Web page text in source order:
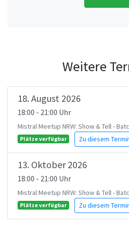
Weitere
18. August 2026
18:00 - 21:00 Uhr
Mistral Meetup NRW: Show & Tell -
Plätze verfügbar Zu diesem
13. Oktober 2026
18:00 - 21:00 Uhr
Mistral Meetup NRW: Show & Tell -
Plätze verfügbar Zu diesem